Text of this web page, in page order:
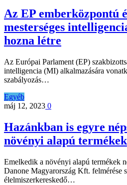
Az EP emberközpontú
mesterséges
hozna létre
Az Európai Parlament (EP)
intelligencia (MI) alkalmazására
szabályozás…
Egyéb
máj 12, 2023 0
Hazánkban is egyre
növényi alapú termékek
Emelkedik a növényi alapú termékek
Danone Magyarország Kft. felmérése
élelmiszerkereskedő…